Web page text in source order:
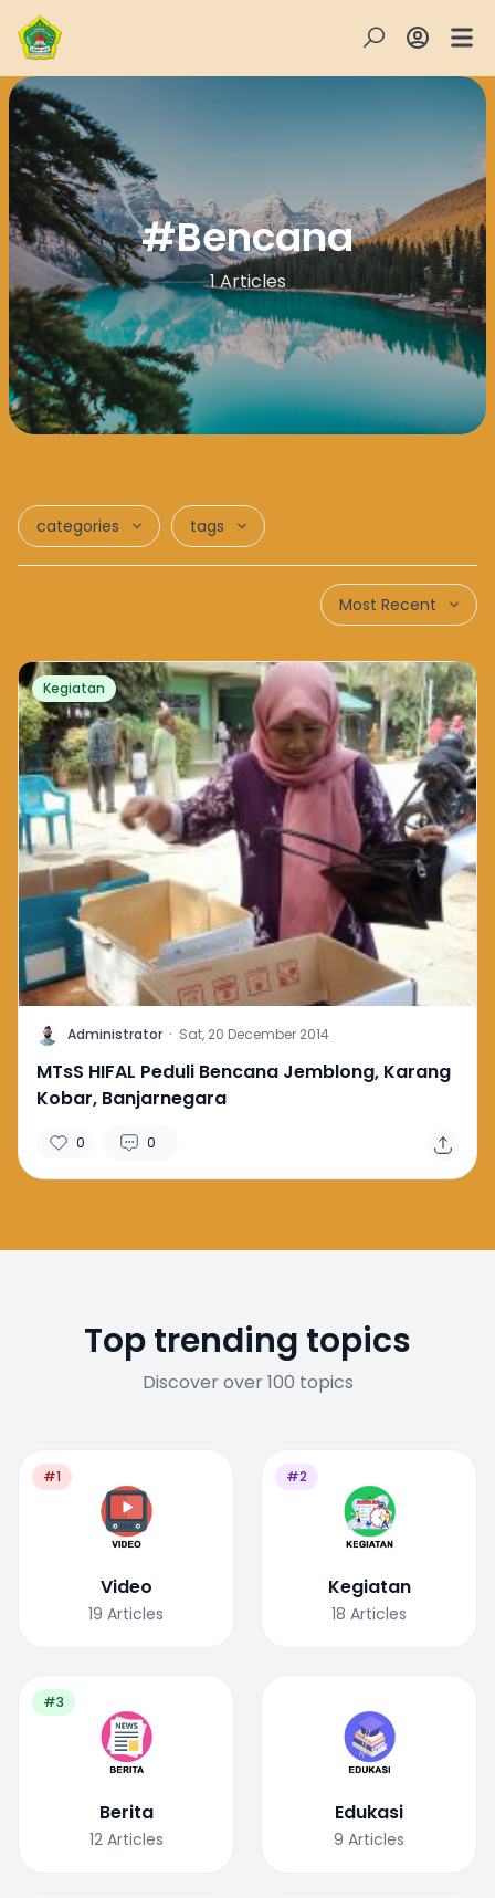
#Bencana
1 Articles
categories tags
Most Recent
Kegiatan
A Administrator · Sat, 20 December 2014
MTsS HIFAL Peduli Bencana Jemblong, Karang
Kobar, Banjarnegara
0 0
Top trending topics
Discover over 100 topics
#1
Video
19 Articles
#2
Kegiatan
18 Articles
#3
Berita
12 Articles
Edukasi
9 Articles